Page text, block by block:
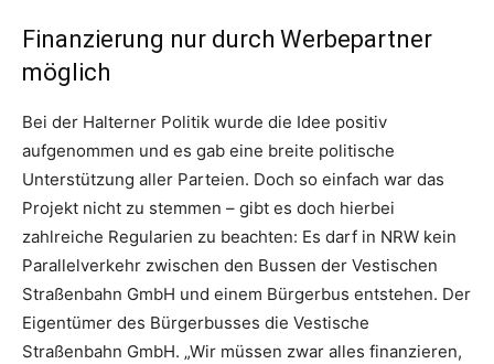
Finanzierung nur durch Werbepartner
möglich
Bei der Halterner Politik wurde die Idee positiv
aufgenommen und es gab eine breite politische
Unterstützung aller Parteien. Doch so einfach war das
Projekt nicht zu stemmen – gibt es doch hierbei
zahlreiche Regularien zu beachten: Es darf in NRW kein
Parallelverkehr zwischen den Bussen der Vestischen
Straßenbahn GmbH und einem Bürgerbus entstehen. Der
Eigentümer des Bürgerbusses die Vestische
Straßenbahn GmbH. „Wir müssen zwar alles finanzieren,